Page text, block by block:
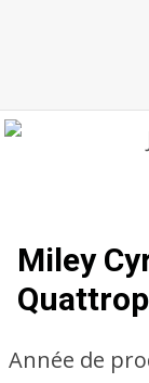
Miley
Année de